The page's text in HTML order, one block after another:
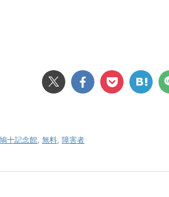
十記念館 無料 障害者